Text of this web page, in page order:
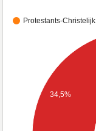
Protestants-Christelijk
34,5%